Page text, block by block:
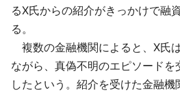
るX氏からの紹介がきっかけで融
る。
複数の金融機関によると、X氏
ながら、真偽不明のエピソード
したという。紹介を受けた金融